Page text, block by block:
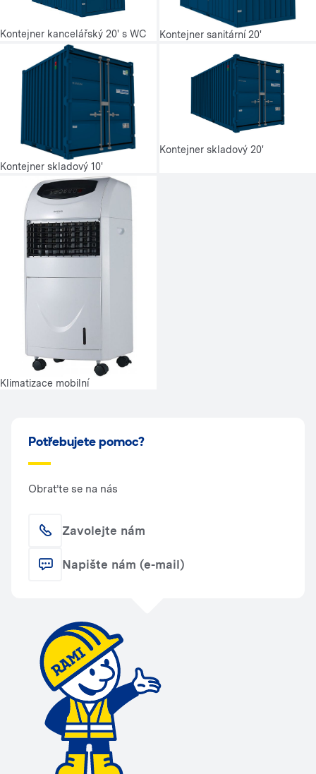
Kontejner kancelářský 20' s WC Kontejner sanitární 20'
Kontejner skladový 10'
Kontejner skladový 20'
Klimatizace mobilní
Potřebujete pomoc?
Obraťte se na nás
Zavolejte nám
Napište nám (e-mail)